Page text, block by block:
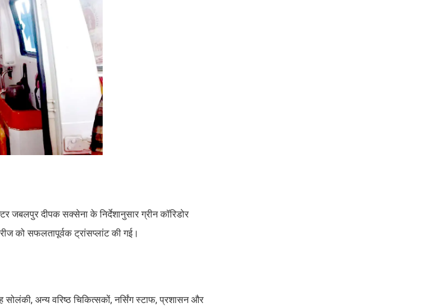
दीपक सक्सेना के निर्देशानुसार ग्रीन कॉरिडोर
को सफलतापूर्वक ट्रांसप्लांट की गई।
सोलंकी, अन्य वरिष्ठ चिकित्सकों, नर्सिंग स्टाफ, प्रशासन और